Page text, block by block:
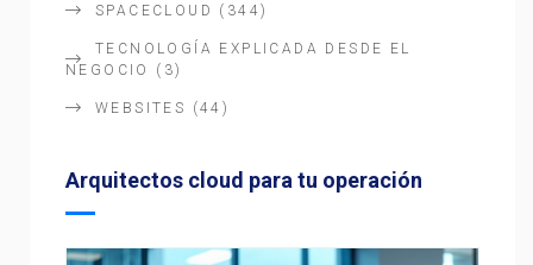
SPACECLOUD (344)
TECNOLOGÍA EXPLICADA DESDE EL
NEGOCIO
(3)
WEBSITES (44)
Arquitectos cloud para tu operación